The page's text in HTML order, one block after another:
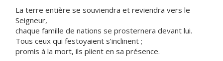
La terre entière se souviendra et reviendra vers le
Seigneur,
chaque famille de nations se prosternera devant lui.
Tous ceux qui festoyaient s’inclinent ;
promis à la mort, ils plient en sa présence.